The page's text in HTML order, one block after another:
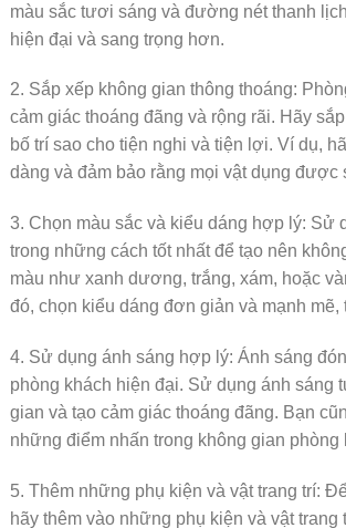
màu sắc tươi sáng và đường nét thanh
hiện đại và sang trọng hơn.
2. Sắp xếp không gian thông thoáng:
cảm giác thoáng đãng và rộng rãi. Hãy
bố trí sao cho tiện nghi và tiện lợi. Ví dụ,
dàng và đảm bảo rằng mọi vật dụng
3. Chọn màu sắc và kiểu dáng hợp lý: Sử
trong những cách tốt nhất để tạo nên
màu như xanh dương, trắng, xám, hoặc
đó, chọn kiểu dáng đơn giản và mạnh
4. Sử dụng ánh sáng hợp lý: Ánh sáng
phòng khách hiện đại. Sử dụng ánh
gian và tạo cảm giác thoáng đãng. Bạn
những điểm nhấn trong không gian phòng
5. Thêm những phụ kiện và vật trang trí:
hãy thêm vào những phụ kiện và vật